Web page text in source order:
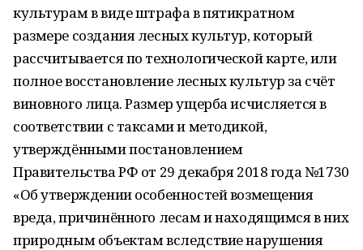
культурам в виде штрафа в пятикратном
размере создания лесных культур, который
рассчитывается по технологической карте, или
полное восстановление лесных культур за счёт
виновного лица. Размер ущерба исчисляется в
соответствии с таксами и методикой,
утверждёнными постановлением
Правительства РФ от 29 декабря 2018 года №1730
«Об утверждении особенностей возмещения
вреда, причинённого лесам и находящимся в них
природным объектам вследствие нарушения